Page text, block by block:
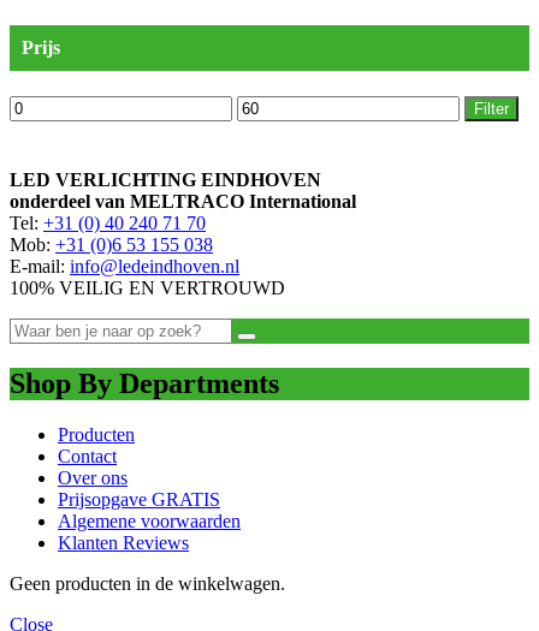
Prijs
Min.
prijs
Max.
prijs
Filter
LED VERLICHTING EINDHOVEN
onderdeel van MELTRACO International
Tel: +31 (0) 40 240 71 70
Mob: +31 (0)6 53 155 038
E-mail: info@ledeindhoven.nl
100% VEILIG EN VERTROUWD
Shop By Departments
Producten
Contact
Over ons
Prijsopgave GRATIS
Algemene voorwaarden
Klanten Reviews
Geen producten in de winkelwagen.
Close